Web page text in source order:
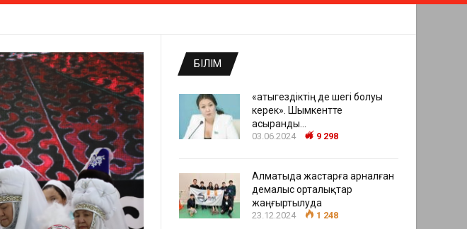
БІЛІМ
«Қатыгездіктің де шегі болуы
керек». Шымкентте
асыранды…
03.06.2024 9 298
Алматыда жастарға арналған
демалыс орталықтар
жаңғыртылуда
23.12.2024 1 248